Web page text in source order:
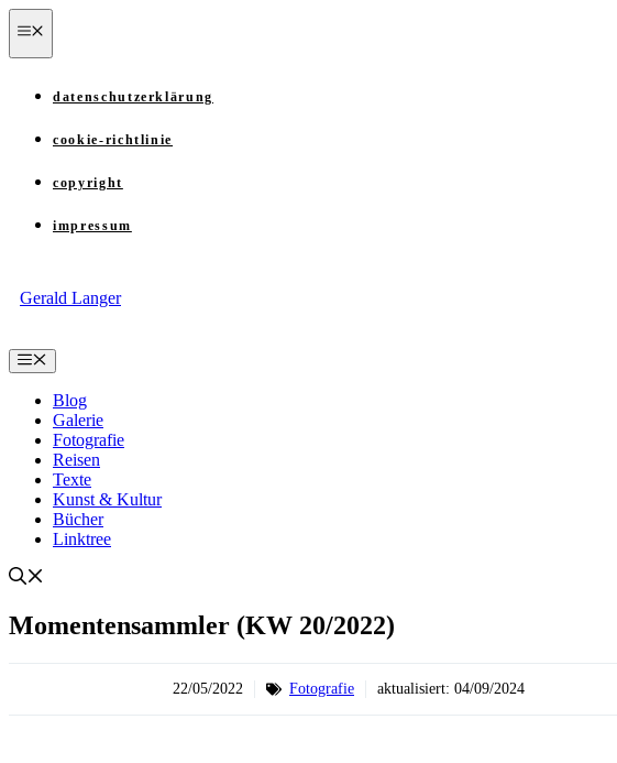
Zum
Inhalt
springen
datenschutzerklärung
cookie-richtlinie
copyright
impressum
Gerald Langer
Menü
Blog
Galerie
Fotografie
Reisen
Texte
Kunst & Kultur
Bücher
Linktree
Momentensammler (KW 20/2022)
22/05/2022 Fotografie aktualisiert: 04/09/2024